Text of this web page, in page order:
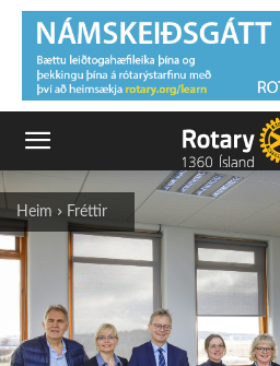
Heim Fréttir